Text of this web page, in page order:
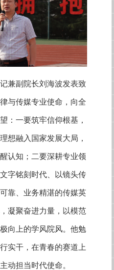
兼副院长刘海波发表致
与传媒专业使命，向全
：一要筑牢信仰根基，
想融入国家发展大局，
认知；二要深耕专业领
字铭刻时代、以镜头传
靠、业务精湛的传媒英
凝聚奋进力量，以模范
向上的学风院风。他勉
实干，在青春的赛道上
动担当时代使命。